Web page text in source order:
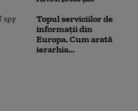
Topul serviciilor de
informații din
Europa. Cum arată
ierarhia...